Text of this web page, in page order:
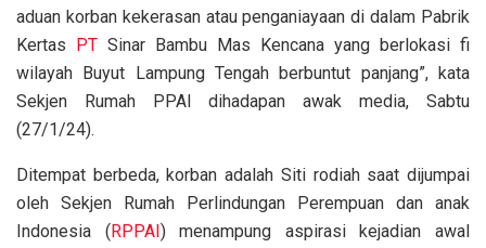
aduan korban kekerasan atau penganiayaan di dalam Pabrik
Kertas PT Sinar Bambu Mas Kencana yang berlokasi fi
wilayah Buyut Lampung Tengah berbuntut panjang”, kata
Sekjen Rumah PPAI dihadapan awak media, Sabtu
(27/1/24).
Ditempat berbeda, korban adalah Siti rodiah saat dijumpai
oleh Sekjen Rumah Perlindungan Perempuan dan anak
Indonesia (RPPAI) menampung aspirasi kejadian awal